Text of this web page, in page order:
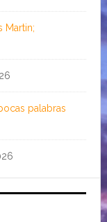
Martin;
palabras